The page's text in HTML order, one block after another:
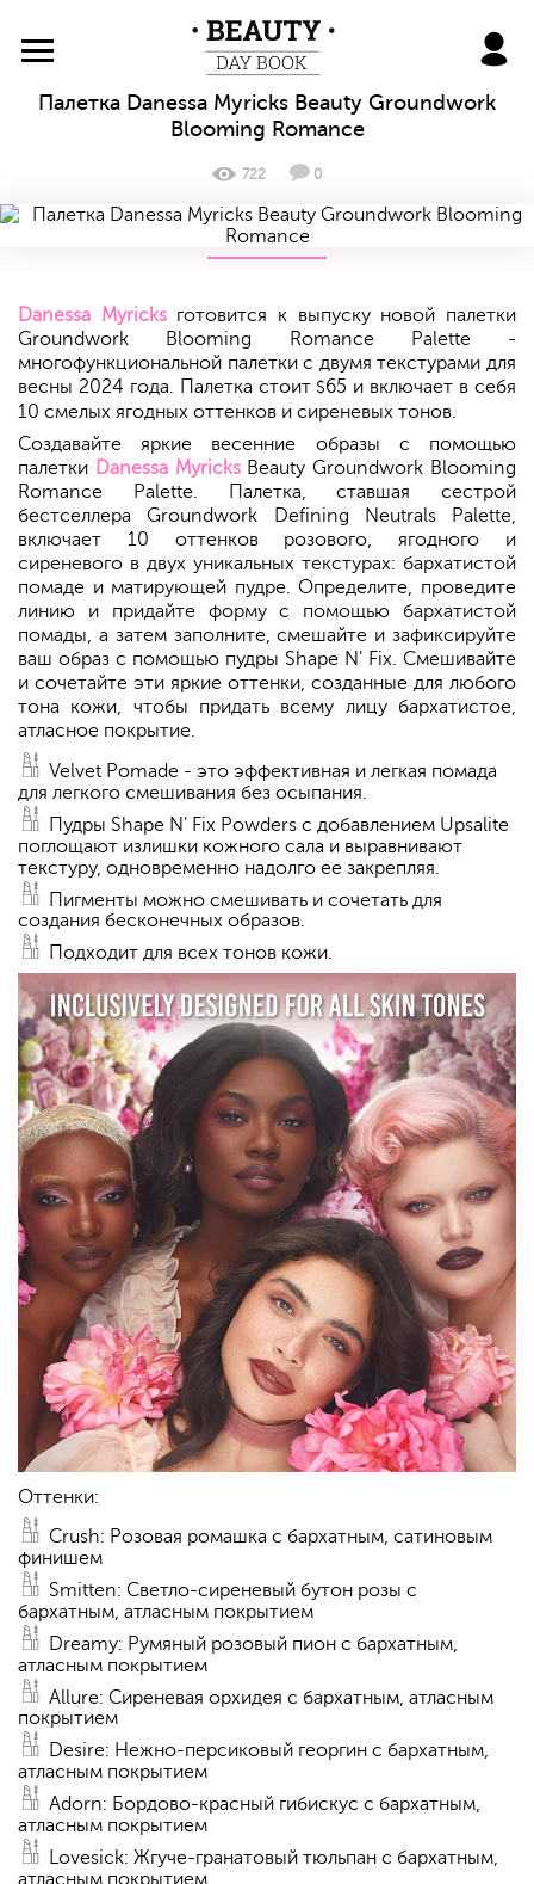
BeautyDayBook
Палетка Danessa Myricks Beauty Groundwork
Blooming Romance
722 0
Danessa Myricksготовится к выпуску новой палетки
Groundwork Blooming Romance Palette -
многофункциональной палетки с двумя текстурами для
весны 2024 года. Палетка стоит $65 и включает в себя
10 смелых ягодных оттенков и сиреневых тонов.
Создавайте яркие весенние образы с помощью
палетки Danessa MyricksBeauty Groundwork Blooming
Romance Palette. Палетка, ставшая сестрой
бестселлера Groundwork Defining Neutrals Palette,
включает 10 оттенков розового, ягодного и
сиреневого в двух уникальных текстурах: бархатистой
помаде и матирующей пудре. Определите, проведите
линию и придайте форму с помощью бархатистой
помады, а затем заполните, смешайте и зафиксируйте
ваш образ с помощью пудры Shape N' Fix. Смешивайте
и сочетайте эти яркие оттенки, созданные для любого
тона кожи, чтобы придать всему лицу бархатистое,
атласное покрытие.
Velvet Pomade - это эффективная и легкая помада
для легкого смешивания без осыпания.
Пудры Shape N' Fix Powders с добавлением Upsalite
поглощают излишки кожного сала и выравнивают
текстуру, одновременно надолго ее закрепляя.
Пигменты можно смешивать и сочетать для
создания бесконечных образов.
Подходит для всех тонов кожи.
Оттенки:
Crush: Розовая ромашка с бархатным, сатиновым
финишем
Smitten: Светло-сиреневый бутон розы с
бархатным, атласным покрытием
Dreamy: Румяный розовый пион с бархатным,
атласным покрытием
Allure: Сиреневая орхидея с бархатным, атласным
покрытием
Desire: Нежно-персиковый георгин с бархатным,
атласным покрытием
Adorn: Бордово-красный гибискус с бархатным,
атласным покрытием
Lovesick: Жгуче-гранатовый тюльпан с бархатным,
атласным покрытием